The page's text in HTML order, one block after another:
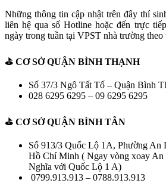
Những thông tin cập nhật trên đây thí
liên hệ qua số Hotline hoặc đến trực
ngày trong tuần tại VPST nhà trường
⛳️ CƠ SỞ QUẬN BÌNH THẠNH
Số 37/3 Ngô Tất Tố – Quận Bình
028 6295 6295 – 09 6295 6295
⛳️ CƠ SỞ QUẬN BÌNH TÂN
Số 913/3 Quốc Lộ 1A, Phường An
Hồ Chí Minh ( Ngay vòng xoay
Nghĩa với Quốc Lộ 1 A)
0799.913.913 – 0788.913.913